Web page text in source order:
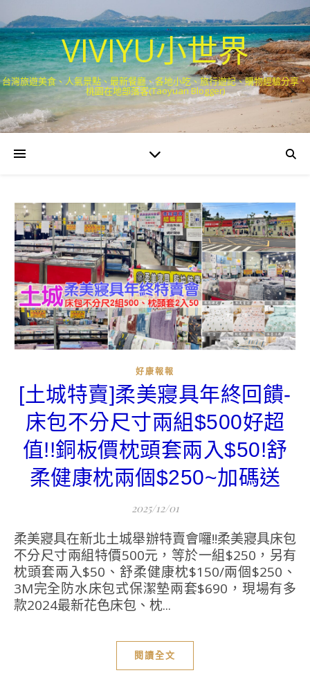
VIVIYU小世界
台灣旅遊美食、人氣景點、最新餐廳、各地小吃、旅行遊記、購物經驗分享．
桃園在地部落客(Taoyuan Blogger)
好康報報
[土城特賣]柔美寢具年終回饋-
床包不分尺寸兩組$500好超
值!!銅板價枕頭套兩入$50!舒
柔健康枕兩個$250~加碼送
2025/12/01
不分尺寸兩組特價500元，等於一組$250，另有
枕頭套兩入$50、舒柔健康枕$150/兩個$250、
3M完全防水床包式保潔墊兩套$690，現場有多
款2024最新花色床包、枕...
閱讀全文